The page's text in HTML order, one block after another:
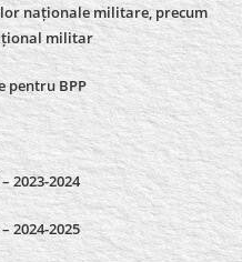
naționale militare, precum
militar
pentru BPP
2023-2024
–2024-2025